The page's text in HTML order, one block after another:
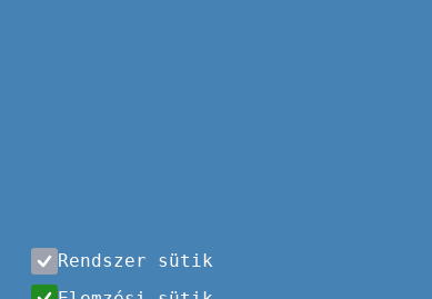
Az éjszakai futás a Nemzeti Atlétikai
mindenkit vár, aki szeretne
budapesti kezdeményezés, amely
Mozogjunk
bőrünkben és új
Rendszer sütik